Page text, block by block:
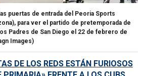
puertas de entrada del Peoria Sports
para ver el partido de pretemporada de
Padres de San Diego el 22 de febrero de
Images)
DE LOS REDS ESTÁN FURIOSOS